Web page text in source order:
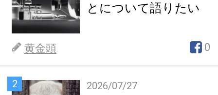
とについて語りたい
黄金頭 0
2 2026/07/27